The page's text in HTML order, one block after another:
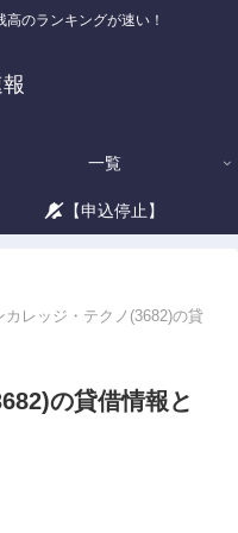
のランキングが速い！
一覧
【申込停止】
カレッジ・テクノ(3682)の貸
の貸借情報と